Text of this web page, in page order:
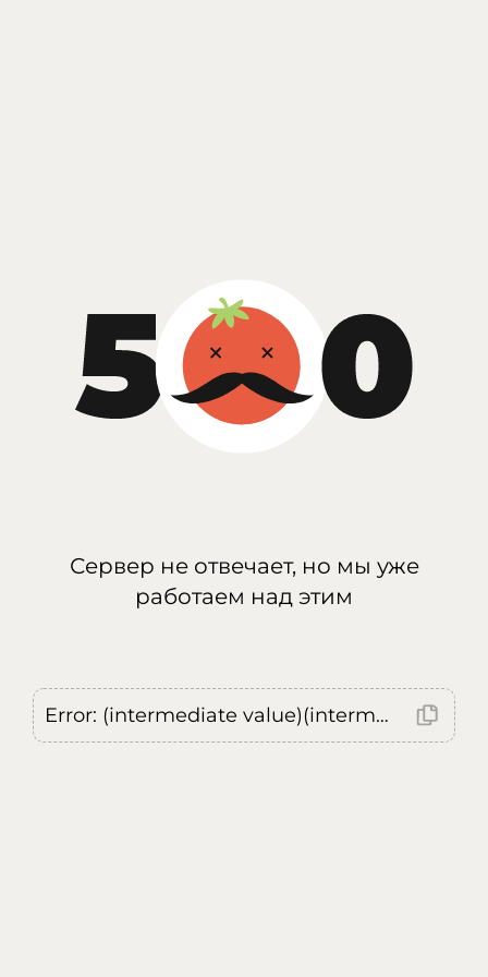
Сервер не отвечает, но мы уже
работаем над этим
Error: (intermediate value)(intermediate value)(intermediate value).replaceAll is not a function